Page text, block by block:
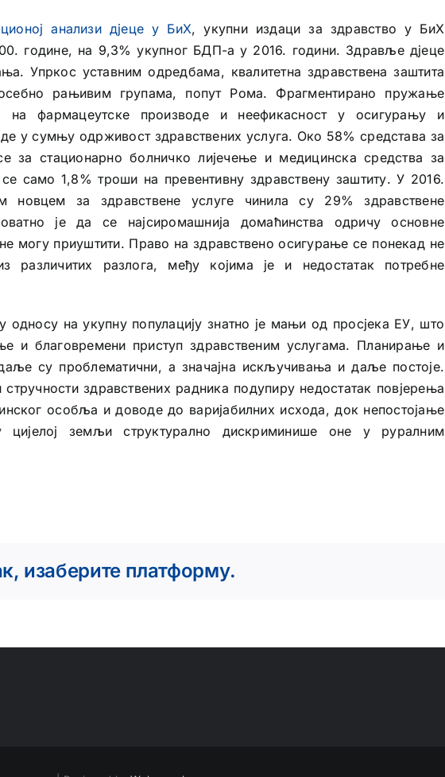
анализи дјеце у БиХ, укупни издаци за здравство у БиХ
године, на 9,3% укупног БДП-а у 2016. години. Здравље дјеце
Упркос уставним одредбама, квалитетна здравствена заштита
рањивим групама, попут Рома. Фрагментирано пружање
на фармацеутске производе и неефикасност у осигурању и
у сумњу одрживост здравствених услуга. Око 58% средстава за
за стационарно болничко лијечење и медицинска средства за
само 1,8% троши на превентивну здравствену заштиту. У 2016.
новцем за здравствене услуге чинила су 29% здравствене
је да се најсиромашнија домаћинства одричу основне
не могу приуштити. Право на здравствено осигурање се понекад не
различитих разлога, међу којима је и недостатак потребне
односу на укупну популацију знатно је мањи од просјека ЕУ, што
и благовремени приступ здравственим услугама. Планирање и
су проблематични, а значајна искључивања и даље постоје.
стручности здравствених радника подупиру недостатак повјерења
особља и доводе до варијабилних исхода, док непостојање
цијелој земљи структурално дискриминише оне у руралним
изаберите платформу.